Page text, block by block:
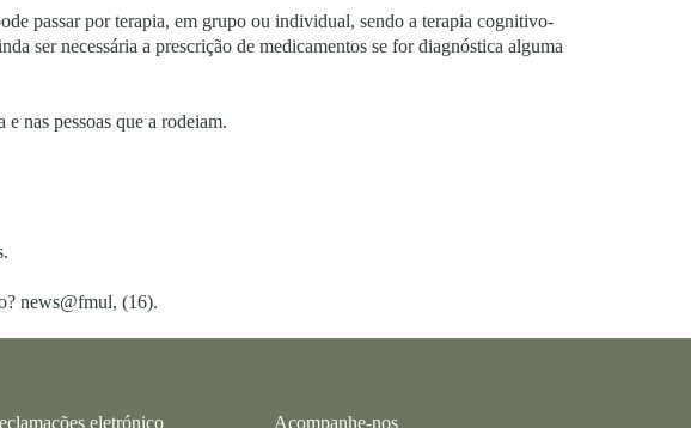
passar por terapia, em grupo ou individual, sendo a terapia cognitivo-
ser necessária a prescrição de medicamentos se for diagnóstica alguma
nas pessoas que a rodeiam.
news@fmul, (16).
eletrónico Acompanhe-nos